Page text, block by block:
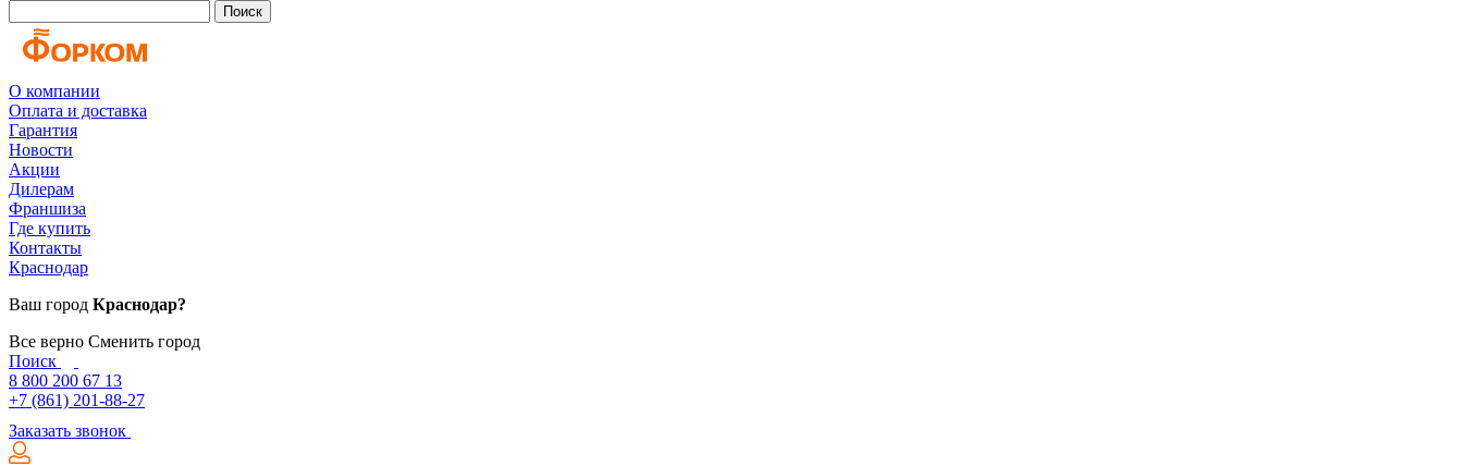
Поиск
О компании
Оплата и доставка
Гарантия
Новости
Акции
Дилерам
Франшиза
Где купить
Контакты
Краснодар
Ваш город Краснодар?
Все верно Сменить город
Поиск
8 800 200 67 13
+7 (861) 201-88-27
Заказать звонок